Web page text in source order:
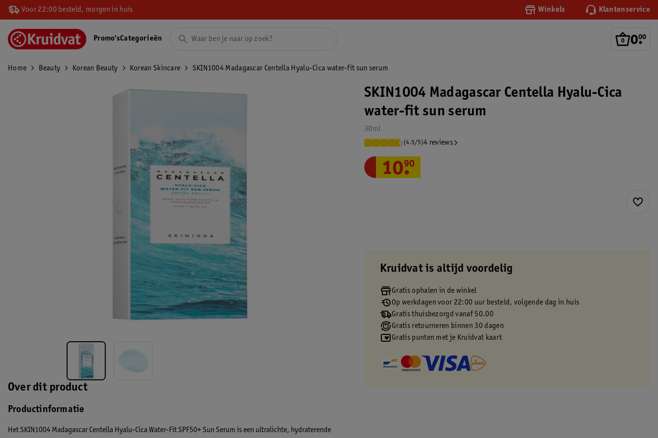
Voor 22:00 besteld, morgen in huis Winkels Klantenservice
0.
00
Promo'sCategorieën
Home Beauty Korean Beauty Korean Skincare SKIN1004 Madagascar Centella Hyalu-Cica water-fit sun serum
Over dit product
Productinformatie
Het SKIN1004 Madagascar Centella Hyalu-Cica Water-Fit SPF50+ Sun Serum is een ultralichte, hydraterende
SKIN1004 Madagascar Centella Hyalu-Cica
water-fit sun serum
30ml
(4.5/5)4 reviews
10.
90
Kruidvat is altijd voordelig
Gratis ophalen in de winkel
Op werkdagen voor 22:00 uur besteld, volgende dag in huis
Gratis thuisbezorgd vanaf 50.00
Gratis retourneren binnen 30 dagen
Gratis punten met je Kruidvat kaart